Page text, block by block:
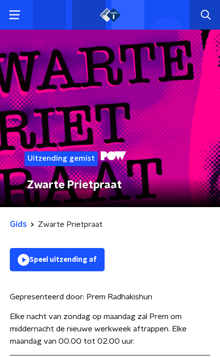
Uitzending gemist
Zwarte Prietpraat
Gids Zwarte Prietpraat
Speel uitzending af
Gepresenteerd door: Prem Radhakishun
Elke nacht van zondag op maandag zal Prem om
middernacht de nieuwe werkweek aftrappen. Elke
maandag van 00.00 tot 02.00 uur.